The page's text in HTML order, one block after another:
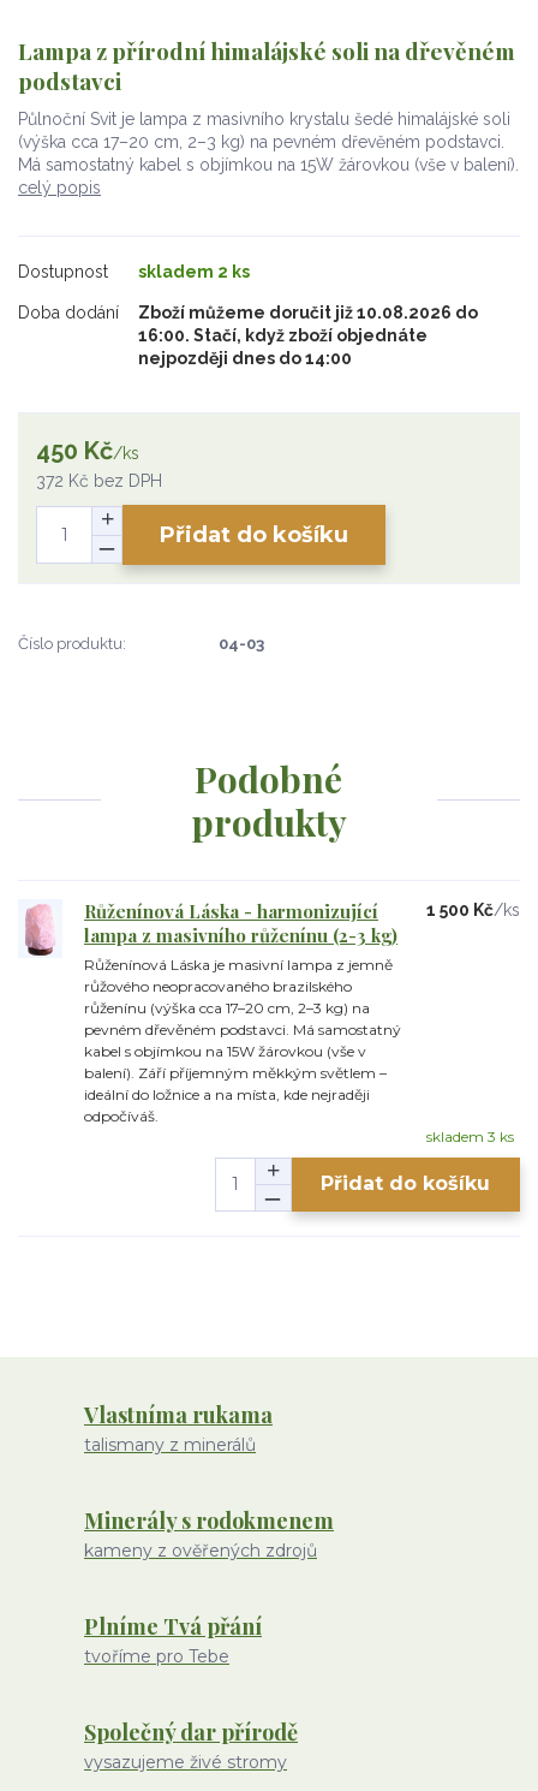
Lampa z přírodní himalájské soli na dřevěném
podstavci
Půlnoční Svit je lampa z masivního krystalu šedé himalájské soli
(výška cca 17–20 cm, 2–3 kg) na pevném dřevěném podstavci.
Má samostatný kabel s objímkou na 15W žárovkou (vše v balení).
celý popis
Dostupnost skladem 2 ks
Doba dodání
Zboží můžeme doručit již 10.08.2026 do
16:00. Stačí, když zboží objednáte
nejpozději dnes do 14:00
450 Kč/ks
372 Kč bez DPH
Přidat do košíku
Číslo produktu: 04-03
Podobné
produkty
Růženínová Láska - harmonizující
lampa z masivního růženínu (2-3 kg)
Růženínová Láska je masivní lampa z jemně
růžového neopracovaného brazilského
růženínu (výška cca 17–20 cm, 2–3 kg) na
pevném dřevěném podstavci. Má samostatný
kabel s objímkou na 15W žárovkou (vše v
balení). Září příjemným měkkým světlem –
ideální do ložnice a na místa, kde nejraději
odpočíváš.
1 500 Kč/ks
skladem 3 ks
Přidat do košíku
Vlastníma rukama
talismany z minerálů
Minerály s rodokmenem
kameny z ověřených zdrojů
Plníme Tvá přání
tvoříme pro Tebe
Společný dar přírodě
vysazujeme živé stromy